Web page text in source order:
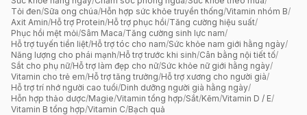
Tỏi đen/Sữa ong chúa/Hỗn hợp sức khỏe truyền thống/Vitamin nhóm B/
Axit Amin/Hỗ trợ Protein/Hỗ trợ phục hồi/Tăng cường hiệu suất/
Phục hồi mệt mỏi/Sâm Maca/Tăng cường sinh lực nam/
Hỗ trợ tuyến tiền liệt/Hỗ trợ tóc cho nam/Sức khỏe nam giới hằng ngày/
Năng lượng cho phái mạnh/Hỗ trợ trước khi sinh/Cân bằng nội tiết tố/
Sắt cho phụ nữ/Hỗ trợ làm đẹp cho nữ/Sức khỏe nữ giới hằng ngày/
Vitamin cho trẻ em/Hỗ trợ tăng trưởng/Hỗ trợ xương cho người già/
Hỗ trợ trí nhớ người cao tuổi/Dinh dưỡng người già hằng ngày/
Hỗn hợp thảo dược/Magie/Vitamin tổng hợp/Sắt/Kẽm/Vitamin D / E/
Vitamin B tổng hợp/Vitamin C/Bạch quả